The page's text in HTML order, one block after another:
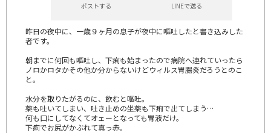
ポストする LINEで送る
昨日の夜中に、一歳９ヶ月の息子が夜中に嘔吐したと書き込みした
者です。
朝までに何回も嘔吐し、下痢も始まったので病院へ連れていったら
ノロかロタかその他か分からないけどウィルス胃腸炎だろうとのこ
と。
水分を取りたがるのに、飲むと嘔吐。
薬も吐いてしまい、吐き止めの坐薬も下痢で出てしまう…
何も口にしてなくてオェーとなっても胃液だけ。
下痢でお尻がかぶれて真っ赤。